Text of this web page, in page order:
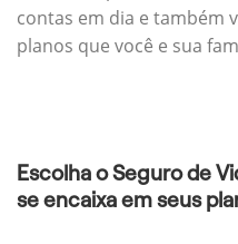
contas em dia e também
planos que você e sua
Escolha o Seguro de
se encaixa em seus